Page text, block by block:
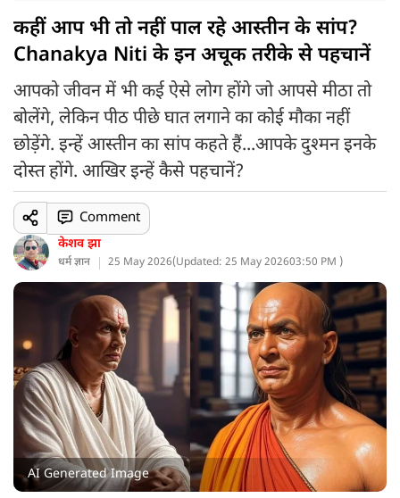
कहीं आप भी तो नहीं पाल रहे आस्तीन के सांप?
Chanakya Niti के इन अचूक तरीके से पहचानें
आपको जीवन में भी कई ऐसे लोग होंगे जो आपसे मीठा तो
बोलेंगे, लेकिन पीठ पीछे घात लगाने का कोई मौका नहीं
छोड़ेंगे. इन्हें आस्तीन का सांप कहते हैं...आपके दुश्मन इनके
दोस्त होंगे. आखिर इन्हें कैसे पहचानें?
केशव झा
धर्म ज्ञान 25 May 2026(Updated: 25 May 202603:50 PM )
Comment
AI Generated Image